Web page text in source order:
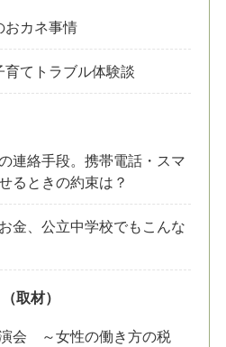
おカネ事情
育てトラブル体験談
連絡手段。携帯電話・スマ
るときの約束は？
金、公立中学校でもこんな
取材）
会 ～女性の働き方の税